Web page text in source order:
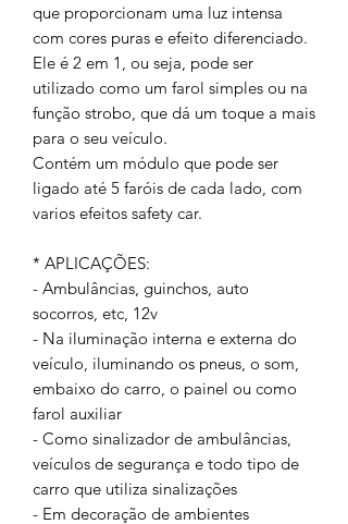
que proporcionam uma luz intensa
com cores puras e efeito diferenciado.
Ele é 2 em 1, ou seja, pode ser
utilizado como um farol simples ou na
função strobo, que dá um toque a mais
para o seu veículo.
Contém um módulo que pode ser
ligado até 5 faróis de cada lado, com
varios efeitos safety car.
* APLICAÇÕES:
- Ambulâncias, guinchos, auto
socorros, etc, 12v
- Na iluminação interna e externa do
veículo, iluminando os pneus, o som,
embaixo do carro, o painel ou como
farol auxiliar
- Como sinalizador de ambulâncias,
veículos de segurança e todo tipo de
carro que utiliza sinalizações
- Em decoração de ambientes